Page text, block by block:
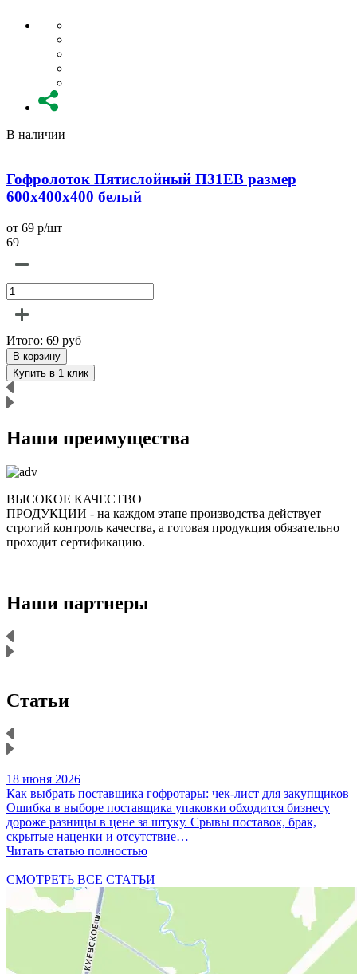
В наличии
Гофролоток Пятислойный П31EB размер
600x400x400 белый
от 69 р/шт
69
Итого: 69 руб
В корзину
Купить в 1 клик
Наши преимущества
ВЫСОКОЕ КАЧЕСТВО
ПРОДУКЦИИ - на каждом этапе производства действует
строгий контроль качества, а готовая продукция обязательно
проходит сертификацию.
Наши партнеры
Статьи
18 июня 2026
Как выбрать поставщика гофротары: чек-лист для закупщиков
Ошибка в выборе поставщика упаковки обходится бизнесу
дороже разницы в цене за штуку. Срывы поставок, брак,
скрытые наценки и отсутствие…
Читать статью полностью
СМОТРЕТЬ ВСЕ СТАТЬИ